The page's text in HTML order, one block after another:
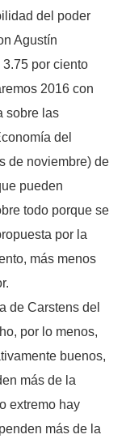
del poder
Agustín
por ciento
2016 con
sobre las
del
de noviembre) de
pueden
todo porque se
por la
más menos
de Carstens del
por lo menos,
buenos,
más de la
extremo hay
más de la